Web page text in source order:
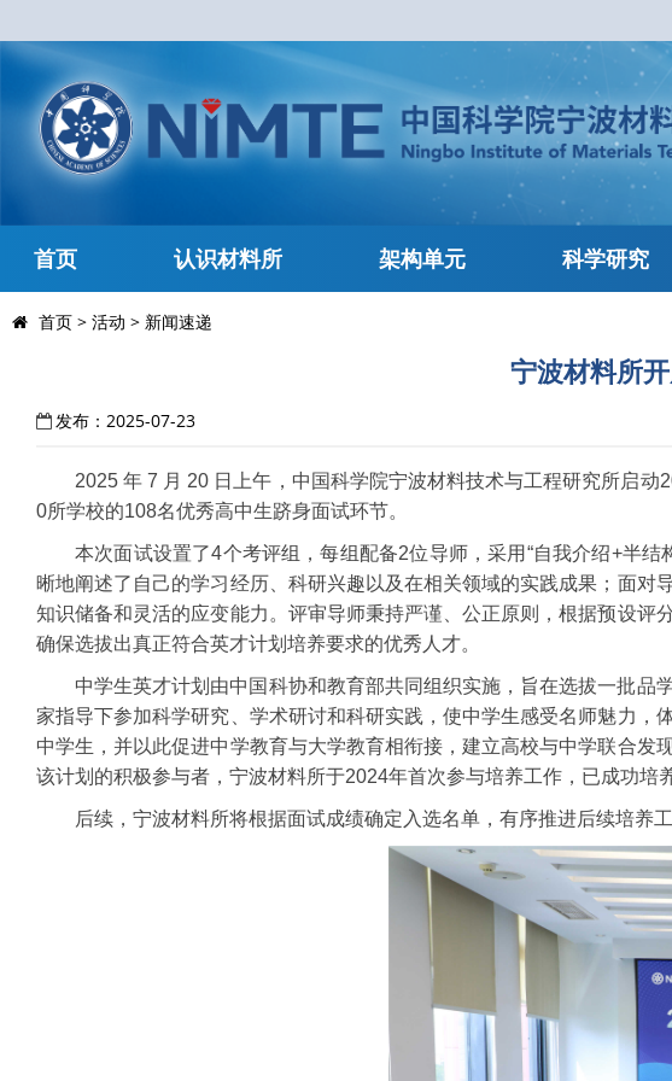
首页 认识材料所 架构单元 科学研究
首页 > 活动 > 新闻速递
宁波材料所
发布：2025-07-23
2025 年 7 月 20 日上午，中国科学院宁波材料技术与工程研究所启
0所学校的108名优秀高中生跻身面试环节。
本次面试设置了4个考评组，每组配备2位导师，采用“自我介绍+半
晰地阐述了自己的学习经历、科研兴趣以及在相关领域的实践成果；面
知识储备和灵活的应变能力。评审导师秉持严谨、公正原则，根据预设评
确保选拔出真正符合英才计划培养要求的优秀人才。
中学生英才计划由中国科协和教育部共同组织实施，旨在选拔一批
家指导下参加科学研究、学术研讨和科研实践，使中学生感受名师魅力
中学生，并以此促进中学教育与大学教育相衔接，建立高校与中学联合
该计划的积极参与者，宁波材料所于2024年首次参与培养工作，已成功培
后续，宁波材料所将根据面试成绩确定入选名单，有序推进后续培养